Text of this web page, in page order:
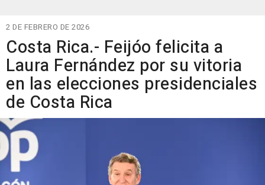
2 DE FEBRERO DE 2026
Costa Rica.- Feijóo felicita a
Laura Fernández por su vitoria
en las elecciones presidenciales
de Costa Rica